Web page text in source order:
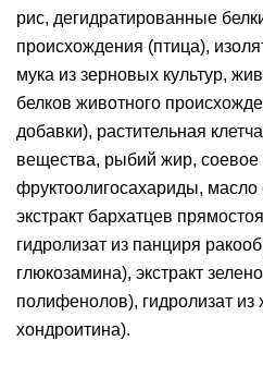
рис, дегидратированные
происхождения (птица),
мука из зерновых культур,
белков животного
добавки), растительная
вещества, рыбий жир, соевое
фруктоолигосахариды, масло
экстракт бархатцев
гидролизат из панциря
глюкозамина), экстракт
полифенолов), гидролизат из
хондроитина).